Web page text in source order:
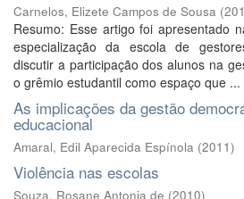
Carnelos, Elizete Campos de Sousa (
Resumo: Esse artigo foi apresentado
especialização da escola de
discutir a participação dos alunos na
o grêmio estudantil como espaço que ...
As implicações da gestão
educacional
Amaral, Edil Aparecida Espínola (2011)
Violência nas escolas
Souza, Rosane Antonia de (2010)